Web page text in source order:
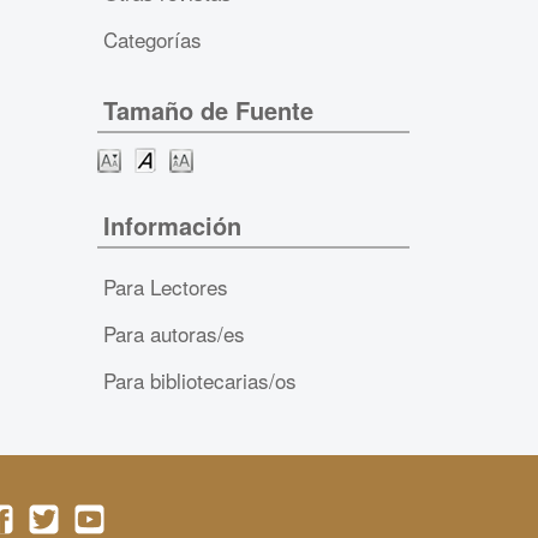
Categorías
Tamaño de Fuente
Información
Para Lectores
Para autoras/es
Para bibliotecarias/os